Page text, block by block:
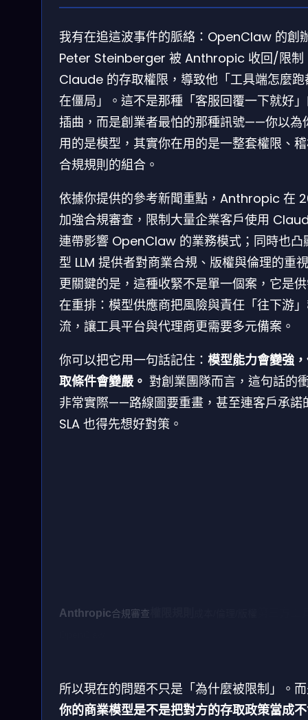
我有在追這波事件的脈絡：OpenClaw 的創
Peter Steinberger 被 Anthropic 收回/限制
Claude 的存取權限，導致他「工具端怎麼跑
在僵局」。這不是那種「客服回覆一下就好
插曲，而是創業者最怕的那種訊號——你以為
用的是模型，其實你在用的是一整套權限、
合規規則的組合。
依據你提供的參考新聞重點，Anthropic 在
加強合規審查，限制大量企業客戶使用
連帶影響 OpenClaw 的業務模式；同時也凸
型 LLM 提供者對商業合規、版權與倫理的重
更關鍵的是，這種收緊不是單一個案，它是
在重排：模型供應商把風險與責任「往下游
流，讓工具平台與代理商更需要多元備案。
你可以把它用一句話記住： 模型能力會變強
取條件會變嚴。 對創業團隊而言，這句話的
非常實際——路線圖要重畫，甚至連客戶承諾
SLA 也得先想好對策。
Anthropic合規審查
所以現在的問題不只是「為什麼被限制」。
你的商業模型是不是把對方的存取政策當成